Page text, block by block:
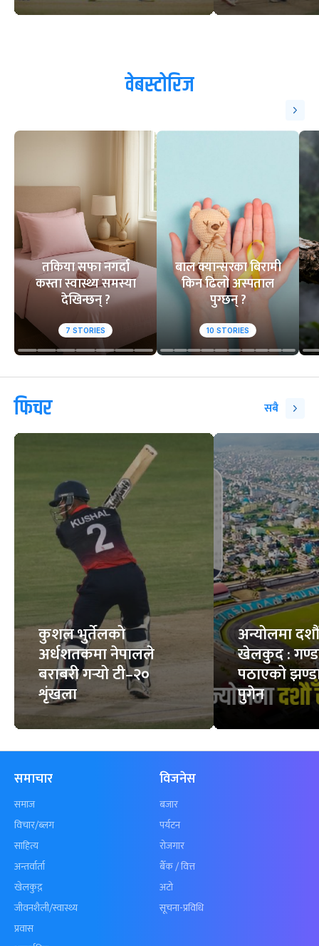
वेबस्टोरिज
तकिया सफा नगर्दा
कस्ता स्वास्थ्य समस्या
देखिन्छन् ?
7 STORIES
बाल क्यान्सरका बिरामी
किन ढिलो अस्पताल
पुग्छन् ?
10 STORIES
फिचर सबै
कुशल भुर्तेलको
अर्धशतकमा नेपालले
बराबरी गर्‍यो टी–२०
शृंखला
अन्योलमा दशौँ
खेलकुद :
पठाएको
पुगेन
समाचार
समाज
विचार/ब्लग
साहित्य
अन्तर्वार्ता
खेलकुद़़
जीवनशैली/स्वास्थ्य
प्रवास
विजनेस
बजार
पर्यटन
रोजगार
बैँक / वित्त
अटो
सूचना-प्रविधि